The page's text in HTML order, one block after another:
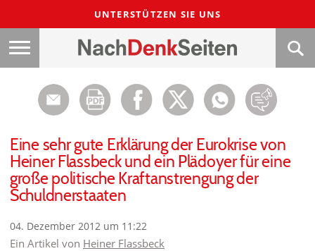
UNTERSTÜTZEN SIE UNS
Eine sehr gute Erklärung der Eurokrise von
Heiner Flassbeck und ein Plädoyer für eine
große politische Kraftanstrengung der
Schuldnerstaaten
04. Dezember 2012 um 11:22
Ein Artikel von Heiner Flassbeck